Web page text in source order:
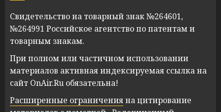
Свидетельство на товарный знак №264601,
№264991 Российское агентство по патентам и
товарным знакам.
При полном или частичном использовании
материалов активная индексируемая ссылка на
сайт OnAir.Ru обязательна!
Расширенные ограниченияна цитирование